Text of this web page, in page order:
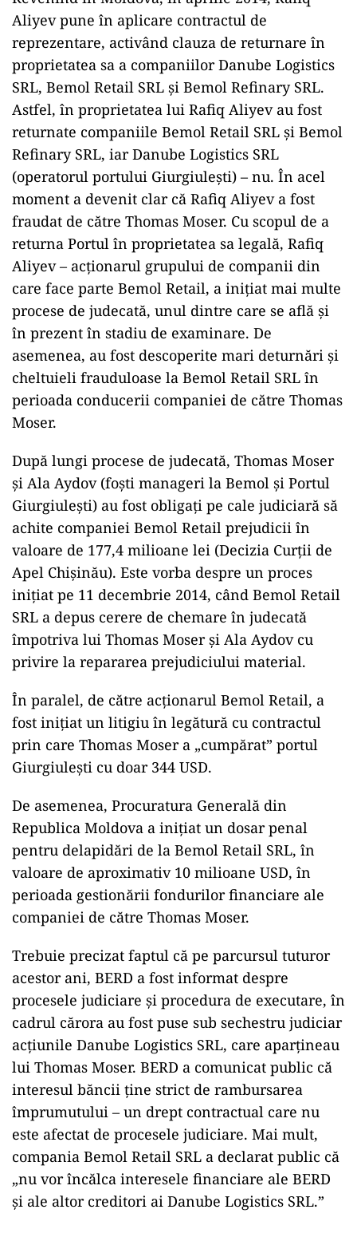
Aliyev pune în aplicare contractul de
reprezentare, activând clauza de returnare în
proprietatea sa a companiilor Danube Logistics
SRL, Bemol Retail SRL și Bemol Refinary SRL.
Astfel, în proprietatea lui Rafiq Aliyev au fost
returnate companiile Bemol Retail SRL și Bemol
Refinary SRL, iar Danube Logistics SRL
(operatorul portului Giurgiulești) – nu. În acel
moment a devenit clar că Rafiq Aliyev a fost
fraudat de către Thomas Moser. Cu scopul de a
returna Portul în proprietatea sa legală, Rafiq
Aliyev – acționarul grupului de companii din
care face parte Bemol Retail, a inițiat mai multe
procese de judecată, unul dintre care se află și
în prezent în stadiu de examinare. De
asemenea, au fost descoperite mari deturnări și
cheltuieli frauduloase la Bemol Retail SRL în
perioada conducerii companiei de către Thomas
Moser.
După lungi procese de judecată, Thomas Moser
și Ala Aydov (foști manageri la Bemol și Portul
Giurgiulești) au fost obligați pe cale judiciară să
achite companiei Bemol Retail prejudicii în
valoare de 177,4 milioane lei (Decizia Curții de
Apel Chișinău). Este vorba despre un proces
inițiat pe 11 decembrie 2014, când Bemol Retail
SRL a depus cerere de chemare în judecată
împotriva lui Thomas Moser şi Ala Aydov cu
privire la repararea prejudiciului material.
În paralel, de către acționarul Bemol Retail, a
fost inițiat un litigiu în legătură cu contractul
prin care Thomas Moser a „cumpărat” portul
Giurgiulești cu doar 344 USD.
De asemenea, Procuratura Generală din
Republica Moldova a inițiat un dosar penal
pentru delapidări de la Bemol Retail SRL, în
valoare de aproximativ 10 milioane USD, în
perioada gestionării fondurilor financiare ale
companiei de către Thomas Moser.
Trebuie precizat faptul că pe parcursul tuturor
acestor ani, BERD a fost informat despre
procesele judiciare și procedura de executare, în
cadrul cărora au fost puse sub sechestru judiciar
acțiunile Danube Logistics SRL, care aparțineau
lui Thomas Moser. BERD a comunicat public că
interesul băncii ține strict de rambursarea
împrumutului – un drept contractual care nu
este afectat de procesele judiciare. Mai mult,
compania Bemol Retail SRL a declarat public că
„nu vor încălca interesele financiare ale BERD
și ale altor creditori ai Danube Logistics SRL.”